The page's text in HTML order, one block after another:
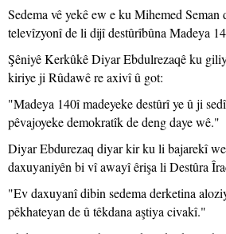
Sedema vê yekê ew e ku Mihemed
televîzyonî de li dijî destûrîbûna Madeya
Şêniyê Kerkûkê Diyar Ebdulrezaqê ku
kiriye ji Rûdawê re axivî û got:
"Madeya 140î madeyeke destûrî ye û ji
pêvajoyeke demokratîk de deng daye wê."
Diyar Ebdurezaq diyar kir ku li bajarekî
daxuyaniyên bi vî awayî êrişa li Destûra
"Ev daxuyanî dibin sedema derketina
pêkhateyan de û têkdana aştiya civakî."